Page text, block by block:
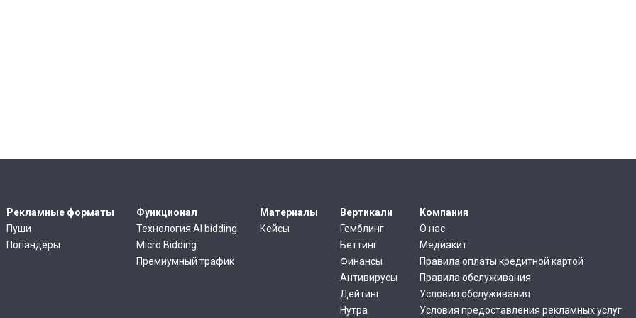
Рекламные форматы
Пуши
Попандеры
Функционал
Технология AI bidding
Micro Bidding
Премиумный трафик
Материалы
Кейсы
Вертикали
Гемблинг
Беттинг
Финансы
Антивирусы
Дейтинг
Нутра
Компания
О нас
Медиакит
Правила оплаты кредитной картой
Правила обслуживания
Условия обслуживания
Условия предоставления рекламных услуг